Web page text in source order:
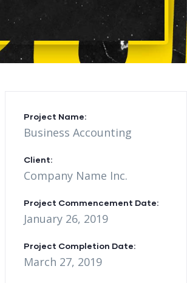
Project Name:
Business Accounting
Client:
Company Name Inc.
Project Commencement Date:
January 26, 2019
Project Completion Date:
March 27, 2019